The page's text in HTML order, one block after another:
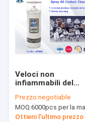
Veloci non
infiammabili del
spruzzo del
e sicuri elettrici
puliscono
Prezzo:negotiable
MOQ:6000pcs per la marca di Aristo, 15000pcs per la marca del
Ottieni l'ultimo prezzo